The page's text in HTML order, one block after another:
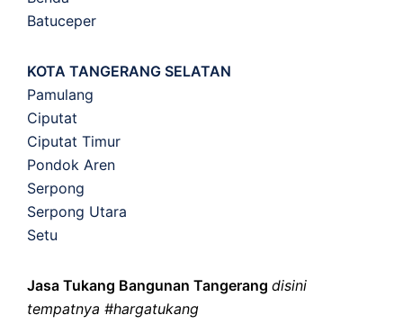
Batuceper
KOTA TANGERANG SELATAN
Pamulang
Ciputat
Ciputat Timur
Pondok Aren
Serpong
Serpong Utara
Setu
Jasa Tukang Bangunan Tangerang disini
tempatnya #hargatukang